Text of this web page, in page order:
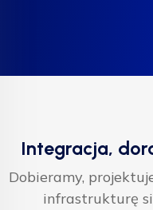
Integracja,
Dobieramy,
infrastrukturę